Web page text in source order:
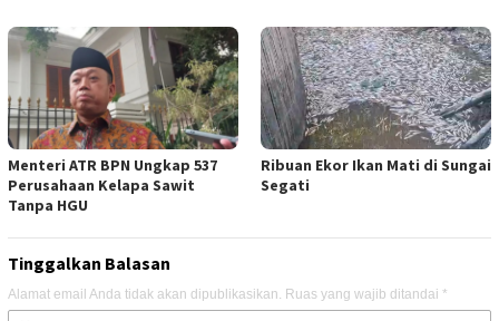
Menteri ATR BPN Ungkap 537
Perusahaan Kelapa Sawit
Tanpa HGU
Ribuan Ekor Ikan Mati di Sungai
Segati
Tinggalkan Balasan
Alamat email Anda tidak akan dipublikasikan. Ruas yang wajib ditandai *